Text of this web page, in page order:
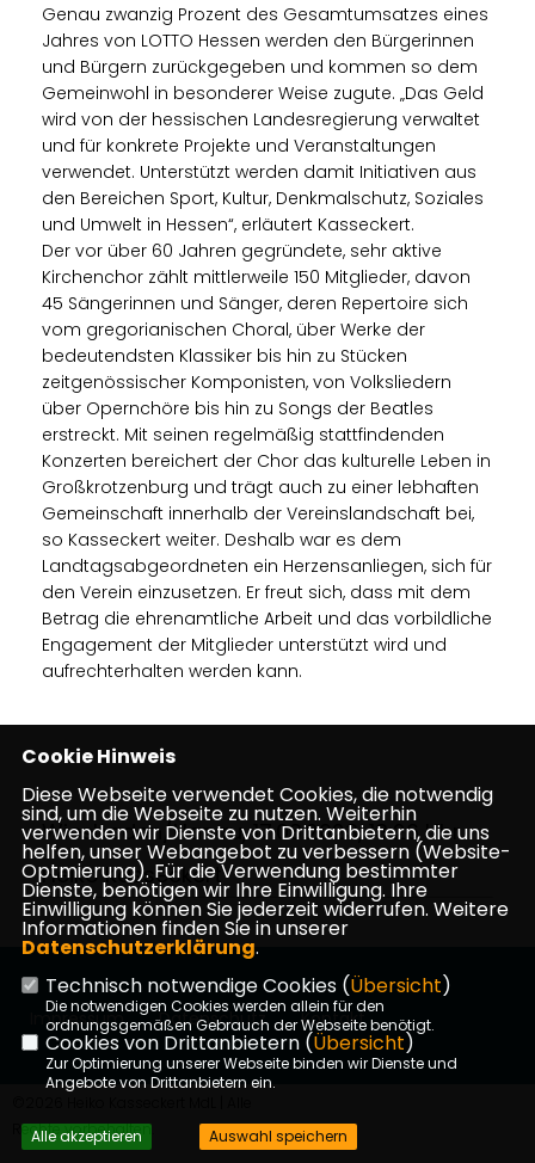
Genau zwanzig Prozent des Gesamtumsatzes eines
Jahres von LOTTO Hessen werden den Bürgerinnen
und Bürgern zurückgegeben und kommen so dem
Gemeinwohl in besonderer Weise zugute. „Das Geld
wird von der hessischen Landesregierung verwaltet
und für konkrete Projekte und Veranstaltungen
verwendet. Unterstützt werden damit Initiativen aus
den Bereichen Sport, Kultur, Denkmalschutz, Soziales
und Umwelt in Hessen“, erläutert Kasseckert.
Der vor über 60 Jahren gegründete, sehr aktive
Kirchenchor zählt mittlerweile 150 Mitglieder, davon
45 Sängerinnen und Sänger, deren Repertoire sich
vom gregorianischen Choral, über Werke der
bedeutendsten Klassiker bis hin zu Stücken
zeitgenössischer Komponisten, von Volksliedern
über Opernchöre bis hin zu Songs der Beatles
erstreckt. Mit seinen regelmäßig stattfindenden
Konzerten bereichert der Chor das kulturelle Leben in
Großkrotzenburg und trägt auch zu einer lebhaften
Gemeinschaft innerhalb der Vereinslandschaft bei,
so Kasseckert weiter. Deshalb war es dem
Landtagsabgeordneten ein Herzensanliegen, sich für
den Verein einzusetzen. Er freut sich, dass mit dem
Betrag die ehrenamtliche Arbeit und das vorbildliche
Engagement der Mitglieder unterstützt wird und
aufrechterhalten werden kann.
Wiesbaden/Hanau, 17.03.2023, 13:26 Uhr
Heiko Kasseckert
Impressum Datenschutz Kontakt
Rechte vorbehalten.
Cookie Hinweis
Diese Webseite verwendet Cookies, die notwendig
sind, um die Webseite zu nutzen. Weiterhin
verwenden wir Dienste von Drittanbietern, die uns
helfen, unser Webangebot zu verbessern (Website-
Optmierung). Für die Verwendung bestimmter
Dienste, benötigen wir Ihre Einwilligung. Ihre
Einwilligung können Sie jederzeit widerrufen. Weitere
Informationen finden Sie in unserer
Datenschutzerklärung.
Technisch notwendige Cookies (Übersicht)
Die notwendigen Cookies werden allein für den
ordnungsgemäßen Gebrauch der Webseite benötigt.
Cookies von Drittanbietern (Übersicht)
Zur Optimierung unserer Webseite binden wir Dienste und
Angebote von Drittanbietern ein.
Alle akzeptieren Auswahl speichern